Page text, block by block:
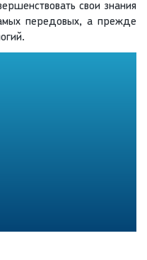
свои знания
передовых, а прежде